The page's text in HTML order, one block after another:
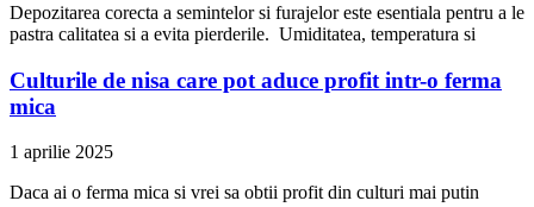
Depozitarea corecta a semintelor si furajelor este esentiala pentru a le
pastra calitatea si a evita pierderile. Umiditatea, temperatura si
Culturile de nisa care pot aduce profit intr-o ferma
mica
1 aprilie 2025
Daca ai o ferma mica si vrei sa obtii profit din culturi mai putin